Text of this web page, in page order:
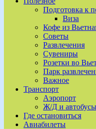
Подготовка к
Виза
Кофе из
Советы
Развлечения
Сувениры
Розетки во
Парк
Важное
Транспорт
Аэропорт
Ж/Д и автобусы
Где остановиться
Авиабилеты